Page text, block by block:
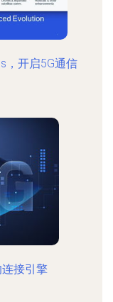
，开启5G通信
接引擎